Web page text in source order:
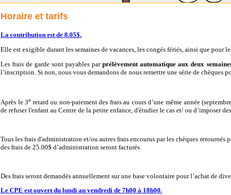
Horaire et tarifs
La contribution est de 8.05$.
Elle est exigible durant les semaines de vacances, les congés fériés, ainsi que pour
Les frais de garde sont payables parprélèvement automatique aux deux
l’inscription. Si non, nous vous demandons de nous remettre une série de chèques
Après le 3e retard ou non-paiement des frais au cours d’une même année
de refuser l'enfant au Centre de la petite enfance, d'étudier le cas et/ ou d’imposer
Tous les frais d'administration et/ou autres frais encourus par les chèques retournés
des frais de 25.00$ d’administration seront facturés.
Des frais seront demandés annuellement sur une base volontaire pour l’achat de
Le CPE est ouvert du lundi au vendredi de 7h00 à 18h00.